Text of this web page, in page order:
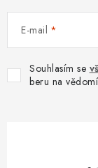
E-mail
Souhlasím se
beru na vědomí